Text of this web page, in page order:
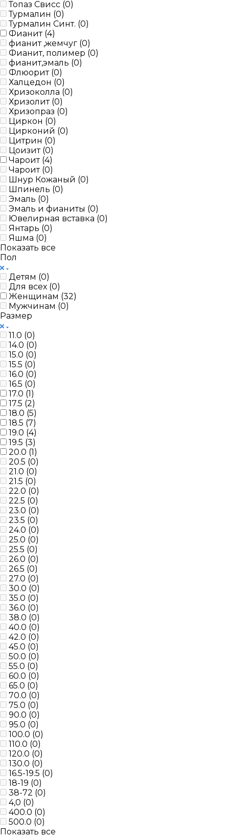
Топаз Свисс (0)
Турмалин (0)
Турмалин Синт. (0)
Фианит (4)
фианит ,жемчуг (0)
Фианит, полимер (0)
фианит,эмаль (0)
Флюорит (0)
Халцедон (0)
Хризоколла (0)
Хризолит (0)
Хризопраз (0)
Циркон (0)
Цирконий (0)
Цитрин (0)
Цоизит (0)
Чароит (4)
Чароит (0)
Шнур Кожаный (0)
Шпинель (0)
Эмаль (0)
Эмаль и фианиты (0)
Ювелирная вставка (0)
Янтарь (0)
Яшма (0)
Показать все
Пол
Детям (0)
Для всех (0)
Женщинам (32)
Мужчинам (0)
Размер
11.0 (0)
14.0 (0)
15.0 (0)
15.5 (0)
16.0 (0)
16.5 (0)
17.0 (1)
17.5 (2)
18.0 (5)
18.5 (7)
19.0 (4)
19.5 (3)
20.0 (1)
20.5 (0)
21.0 (0)
21.5 (0)
22.0 (0)
22.5 (0)
23.0 (0)
23.5 (0)
24.0 (0)
25.0 (0)
25.5 (0)
26.0 (0)
26.5 (0)
27.0 (0)
30.0 (0)
35.0 (0)
36.0 (0)
38.0 (0)
40.0 (0)
42.0 (0)
45.0 (0)
50.0 (0)
55.0 (0)
60.0 (0)
65.0 (0)
70.0 (0)
75.0 (0)
90.0 (0)
95.0 (0)
100.0 (0)
110.0 (0)
120.0 (0)
130.0 (0)
16.5-19.5 (0)
18-19 (0)
38-72 (0)
4,0 (0)
400.0 (0)
500.0 (0)
Показать все